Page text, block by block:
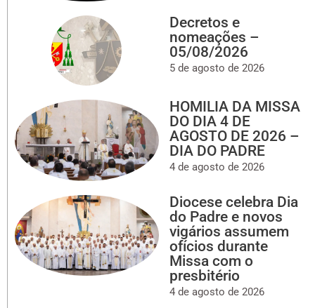
Decretos e
nomeações –
05/08/2026
5 de agosto de 2026
HOMILIA DA MISSA
DO DIA 4 DE
AGOSTO DE 2026 –
DIA DO PADRE
4 de agosto de 2026
Diocese celebra Dia
do Padre e novos
vigários assumem
ofícios durante
Missa com o
presbitério
4 de agosto de 2026